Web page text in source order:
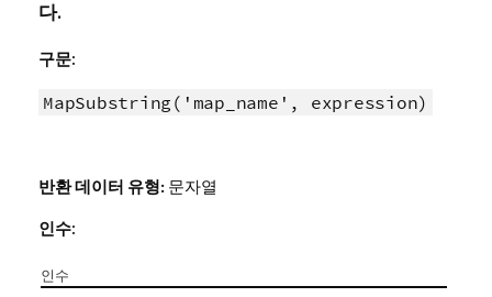
다.
구문:
MapSubstring('map_name', expression)
반환 데이터 유형: 문자열
인수:
인수